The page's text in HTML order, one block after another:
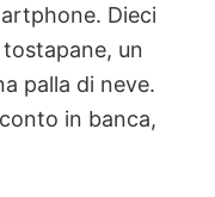
Dieci
un
palla di neve.
in banca,